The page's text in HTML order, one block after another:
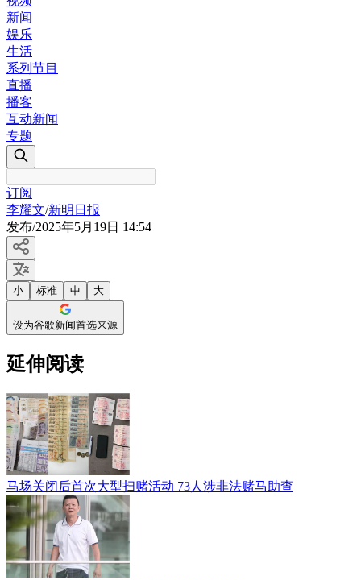
新闻
娱乐
生活
系列节目
直播
播客
互动新闻
专题
订阅
李耀文/新明日报
发布/2025年5月19日 14:54
小 标准 中 大
设为谷歌新闻首选来源
延伸阅读
马场关闭后首次大型扫赌活动 73人涉非法赌马助查